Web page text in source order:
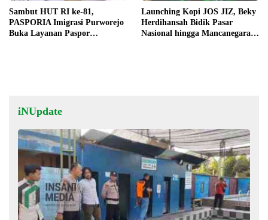
Sambut HUT RI ke-81,
PASPORIA Imigrasi Purworejo
Buka Layanan Paspor
Launching Kopi JOS JIZ, Beky
Herdihansah Bidik Pasar
Nasional hingga Mancanegara
iNUpdate